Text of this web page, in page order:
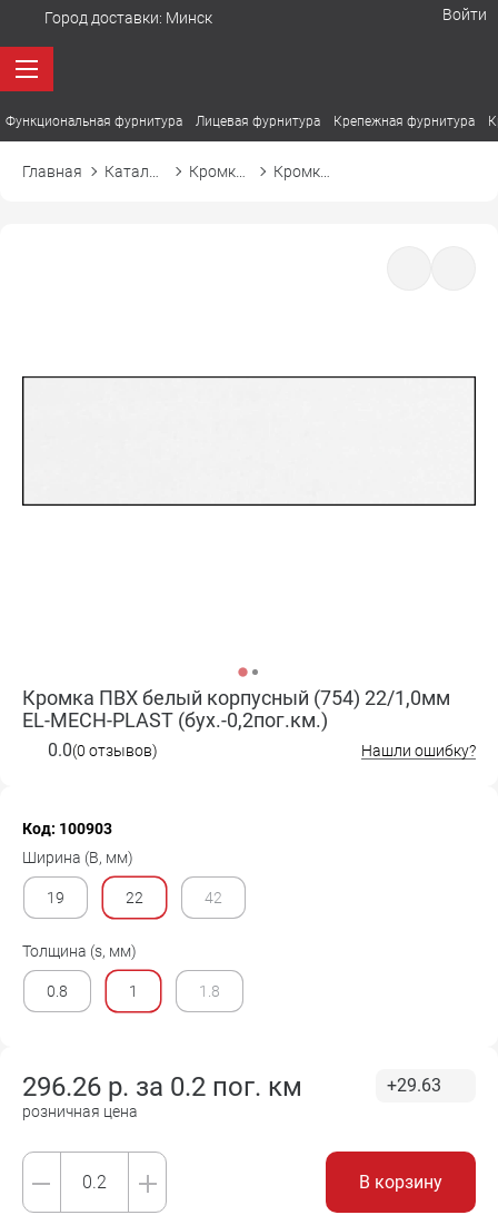
Город доставки: Минск Войти
Функциональная фурнитура Лицевая фурнитура Крепежная фурнитура
Главная
Кромка ПВХ белый корпусный (754) 22/1,0мм
EL-MECH-PLAST (бух.-0,2пог.км.)
0.0(0 отзывов) Нашли ошибку?
Код: 100903
Ширина (B, мм)
19 22 42
Толщина (s, мм)
0.8 1 1.8
296.26 р. за 0.2 пог. км
розничная цена
+29.63
В корзину